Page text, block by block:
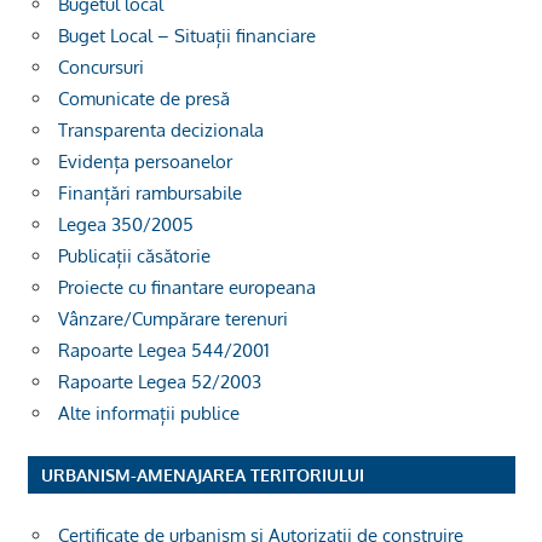
Buget Local – Situații financiare
Concursuri
Comunicate de presă
Transparenta decizionala
Evidența persoanelor
Finanțări rambursabile
Legea 350/2005
Publicații căsătorie
Proiecte cu finantare europeana
Vânzare/Cumpărare terenuri
Rapoarte Legea 544/2001
Rapoarte Legea 52/2003
Alte informații publice
URBANISM-AMENAJAREA TERITORIULUI
Certificate de urbanism și Autorizații de construire